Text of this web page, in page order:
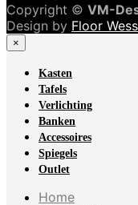
Copyright © VM-
Design by Floor
×
Kasten
Tafels
Verlichting
Banken
Accessoires
Spiegels
Outlet
Home